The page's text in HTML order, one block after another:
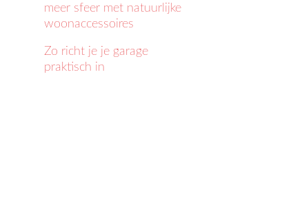
meer sfeer met natuurlijke
woonaccessoires
Zo richt je je garage
praktisch in